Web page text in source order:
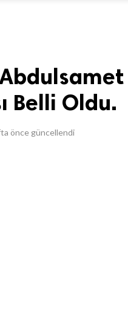
Belli Oldu.
önce güncellendi